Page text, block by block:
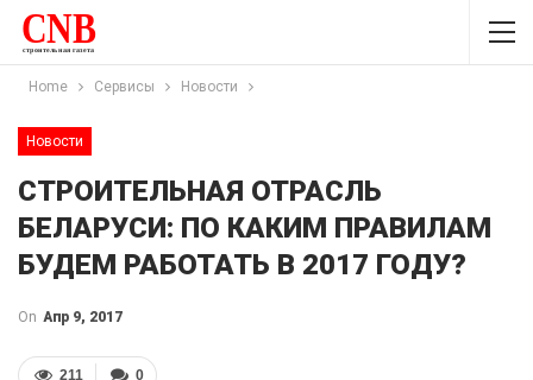
Home Сервисы Новости
Новости
СТРОИТЕЛЬНАЯ ОТРАСЛЬ
БЕЛАРУСИ: ПО КАКИМ ПРАВИЛАМ
БУДЕМ РАБОТАТЬ В 2017 ГОДУ?
On Апр 9, 2017
0
211